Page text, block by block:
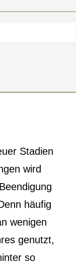
Stadien
wird
häufig
wenigen
genutzt,
so